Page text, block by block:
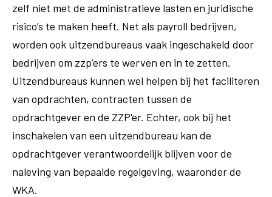
zelf niet met de administratieve lasten en juridische
risico’s te maken heeft. Net als payroll bedrijven,
worden ook uitzendbureaus vaak ingeschakeld door
bedrijven om zzp’ers te werven en in te zetten.
Uitzendbureaus kunnen wel helpen bij het faciliteren
van opdrachten, contracten tussen de
opdrachtgever en de ZZP'er. Echter, ook bij het
inschakelen van een uitzendbureau kan de
opdrachtgever verantwoordelijk blijven voor de
naleving van bepaalde regelgeving, waaronder de
WKA.